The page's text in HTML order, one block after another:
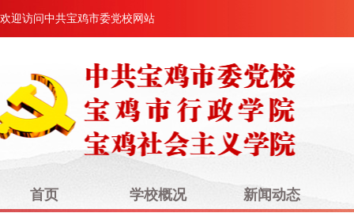
欢迎访问中共宝鸡市委党校网站
首页 学校概况 新闻动态